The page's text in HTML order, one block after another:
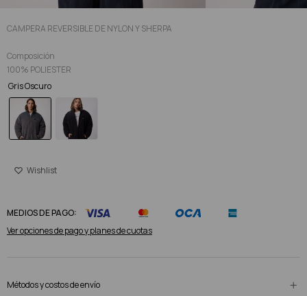
CAMPERA REVERSIBLE DE NYLON Y SHERPA
Composición
100% POLIESTER
Gris Oscuro
MEDIOS DE PAGO:
Ver opciones de pago y planes de cuotas
Métodos y costos de envío